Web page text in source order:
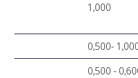
1,000
0,500-
0,500 -